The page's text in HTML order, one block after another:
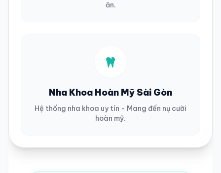
ăn.
Nha Khoa Hoàn Mỹ Sài Gòn
Hệ thống nha khoa uy tín - Mang đến nụ cười
hoàn mỹ.